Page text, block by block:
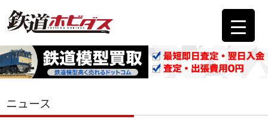
ニュース